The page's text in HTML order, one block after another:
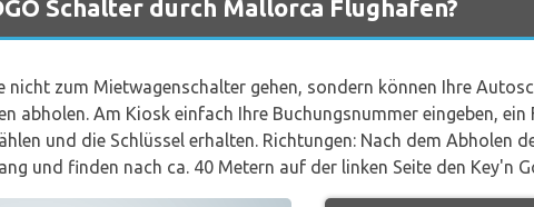
Schalter durch Mallorca Flughafen?
nicht zum Mietwagenschalter gehen, sondern können Ihre
abholen. Am Kiosk einfach Ihre Buchungsnummer eingeben,
und die Schlüssel erhalten. Richtungen: Nach dem Abholen
und finden nach ca. 40 Metern auf der linken Seite den Key'n